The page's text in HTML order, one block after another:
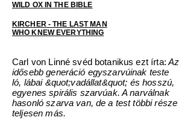
WILD OX IN THE BIBLE
KIRCHER - THE LAST MAN
WHO KNEW EVERYTHING
Carl von Linné svéd botanikus ezt írta: Az
idősebb generáció egyszarvúinak teste
ló, lábai &quot;vadállat&quot; és hosszú,
egyenes spirális szarvúak. A narválnak
hasonló szarva van, de a test többi része
teljesen más.